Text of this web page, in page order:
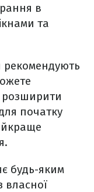
в
та
рекомендують
розширити
початку
будь-яким
власної